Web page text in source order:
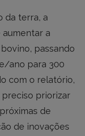
da terra, a
a
passando
ano para 300
com o relatório,
priorizar
de
de inovações